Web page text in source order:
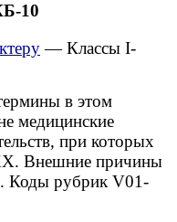
10
— Классы I-
в этом
медицинские
при которых
Внешние причины
Коды рубрик V01-